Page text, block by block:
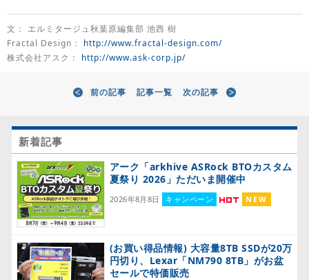
文： エルミタージュ秋葉原編集部 池西 樹
Fractal Design： http://www.fractal-design.com/
株式会社アスク： http://www.ask-corp.jp/
前の記事 記事一覧 次の記事
新着記事
アーク「arkhive ASRock BTOカスタム
夏祭り 2026」ただいま開催中
2026年8月8日 キャンペーン NEW
(お買い得品情報) 大容量8TB SSDが20万
円切り、Lexar「NM790 8TB」がお盆
セールで特価販売